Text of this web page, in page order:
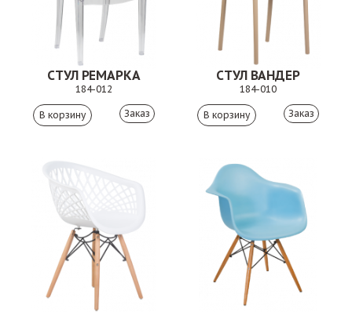
СТУЛ РЕМАРКА
184-012
Заказ
СТУЛ ВАНДЕР
184-010
Заказ